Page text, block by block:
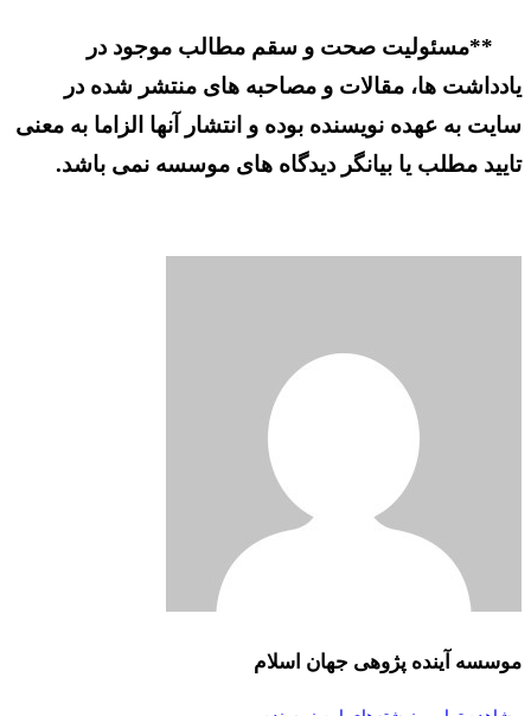
**مسئولیت صحت و سقم مطالب موجود در
یادداشت ها، مقالات و مصاحبه های منتشر شده در
سایت به عهده نویسنده بوده و انتشار آنها الزاما به معنی
تایید مطلب یا بیانگر دیدگاه های موسسه نمی باشد.
موسسه آینده پژوهی جهان اسلام